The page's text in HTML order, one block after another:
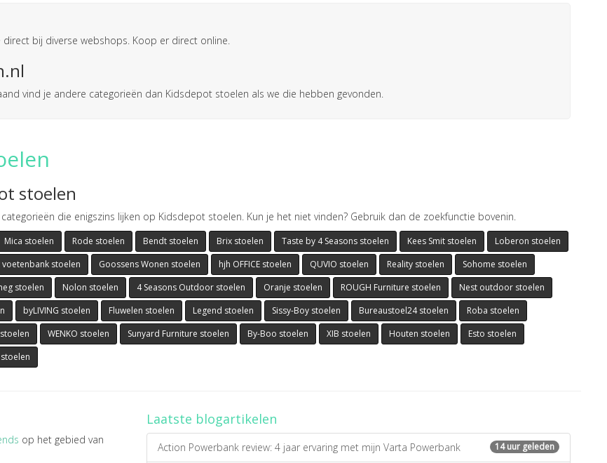
direct bij diverse webshops. Koop er direct online.
vind je andere categorieën dan Kidsdepot stoelen als we die hebben gevonden.
stoelen
die enigszins lijken op Kidsdepot stoelen. Kun je het niet vinden? Gebruik dan de zoekfunctie bovenin.
Mica stoelen Rode stoelen Bendt stoelen Brix stoelen Taste by 4 Seasons stoelen Kees Smit stoelen
Loberon stoelen
voetenbank stoelen Goossens Wonen stoelen hjh OFFICE stoelen QUVIO stoelen Reality stoelen
Sohome stoelen
stoelen Nolon stoelen 4 Seasons Outdoor stoelen Oranje stoelen ROUGH Furniture stoelen
Nest outdoor stoelen
byLIVING stoelen Fluwelen stoelen Legend stoelen Sissy-Boy stoelen Bureaustoel24 stoelen
Roba stoelen
WENKO stoelen Sunyard Furniture stoelen By-Boo stoelen XIB stoelen Houten stoelen
Esto stoelen
op het gebied van
Laatste blogartikelen
14 uur geleden
Action Powerbank review: 4 jaar ervaring met mijn Varta Powerbank